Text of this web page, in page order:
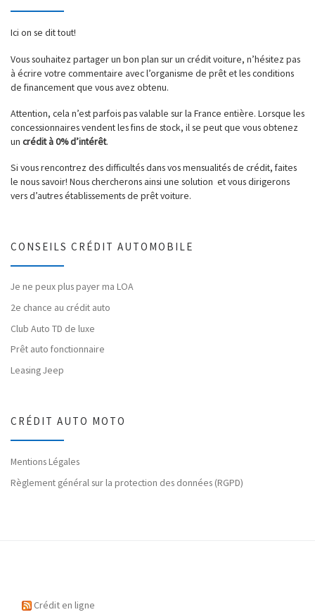
Ici on se dit tout!
Vous souhaitez partager un bon plan sur un crédit voiture, n’hésitez pas
à écrire votre commentaire avec l’organisme de prêt et les conditions
de financement que vous avez obtenu.
Attention, cela n’est parfois pas valable sur la France entière. Lorsque les
concessionnaires vendent les fins de stock, il se peut que vous obtenez
un crédit à 0% d’intérêt.
Si vous rencontrez des difficultés dans vos mensualités de crédit, faites
le nous savoir! Nous chercherons ainsi une solution et vous dirigerons
vers d’autres établissements de prêt voiture.
CONSEILS CRÉDIT AUTOMOBILE
Je ne peux plus payer ma LOA
2e chance au crédit auto
Club Auto TD de luxe
Prêt auto fonctionnaire
Leasing Jeep
CRÉDIT AUTO MOTO
Mentions Légales
Règlement général sur la protection des données (RGPD)
Crédit en ligne